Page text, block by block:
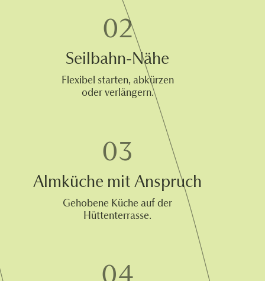
Seilbahn-Nähe
Flexibel starten, abkürzen
oder verlängern.
Almküche mit Anspruch
Gehobene Küche auf der
Hüttenterrasse.